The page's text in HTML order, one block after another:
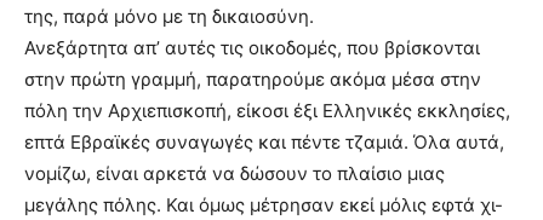
της, παρά μόνο με τη δικαιοσύνη.
Ανεξάρτητα απ’ αυτές τις οικοδομές, που βρίσκονται
στην πρώτη γραμμή, παρατηρούμε ακόμα μέσα στην
πόλη την Αρχιεπισκοπή, είκοσι έξι Ελληνικές εκκλησίες,
επτά Εβραϊκές συναγωγές και πέντε τζαμιά. Όλα αυτά,
νομίζω, είναι αρκετά να δώσουν το πλαίσιο μιας
μεγάλης πόλης. Και όμως μέτρησαν εκεί μόλις εφτά χι-